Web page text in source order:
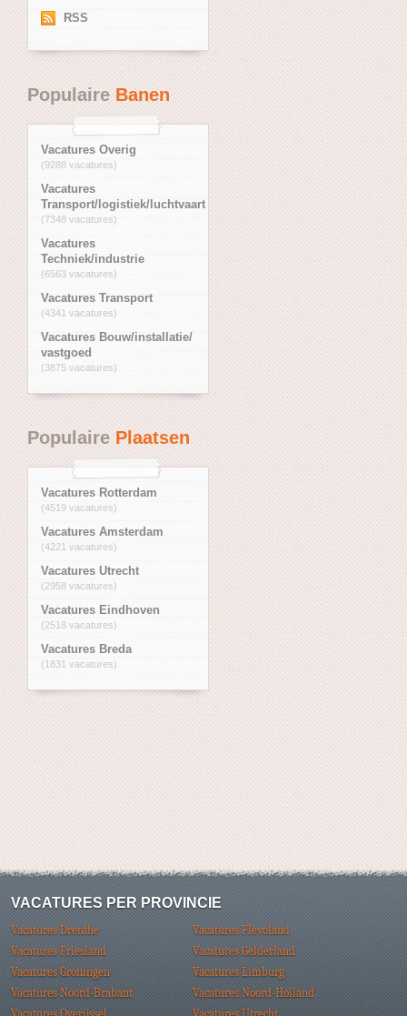
RSS
PopulaireBanen
Vacatures Overig
(9288 vacatures)
Vacatures
Transport/logistiek/luchtvaart
(7348 vacatures)
Vacatures
Techniek/industrie
(6563 vacatures)
Vacatures Transport
(4341 vacatures)
Vacatures Bouw/installatie/
vastgoed
(3875 vacatures)
PopulairePlaatsen
Vacatures Rotterdam
(4519 vacatures)
Vacatures Amsterdam
(4221 vacatures)
Vacatures Utrecht
(2958 vacatures)
Vacatures Eindhoven
(2518 vacatures)
Vacatures Breda
(1831 vacatures)
VACATURES PER PROVINCIE
Vacatures Drenthe
Vacatures Flevoland
Vacatures Friesland
Vacatures Gelderland
Vacatures Groningen
Vacatures Limburg
Vacatures Noord-Brabant
Vacatures Noord-Holland